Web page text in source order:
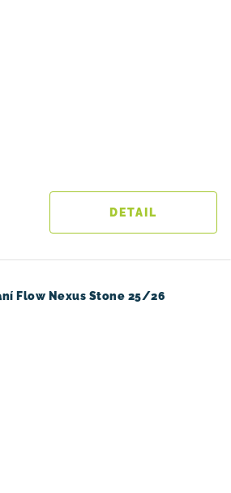
Flow Nexus Stone 25/26